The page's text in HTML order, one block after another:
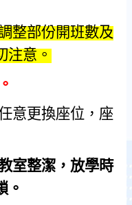
整部份開班數及
注意。
意更換座位，座
室整潔，放學時
。